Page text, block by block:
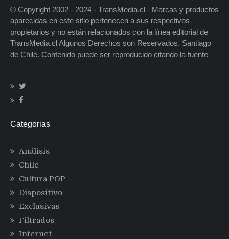
© Copyright 2002 - 2024 - TransMedia.cl - Marcas y productos
aparecidas en este sitio pertenecen a sus respectivos
propietarios y no están relacionados con la línea editorial de
TransMedia.cl Algunos Derechos son Reservados. Santiago
de Chile. Contenido puede ser reproducido citando la fuente
Categorias
Análisis
Chile
Cultura POP
Dispositivo
Exclusivas
Filtrados
Internet